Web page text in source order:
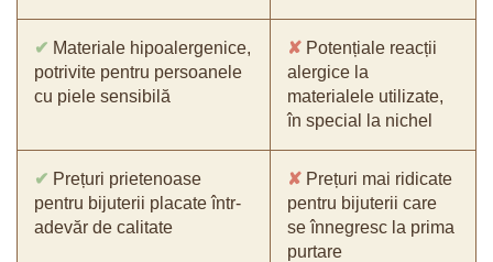
✔ Materiale hipoalergenice,
potrivite pentru persoanele
cu piele sensibilă
✘ Potențiale reacții
alergice la
materialele utilizate,
în special la nichel
✔ Prețuri prietenoase
pentru bijuterii placate într-
adevăr de calitate
✘ Prețuri mai ridicate
pentru bijuterii care
se înnegresc la prima
purtare